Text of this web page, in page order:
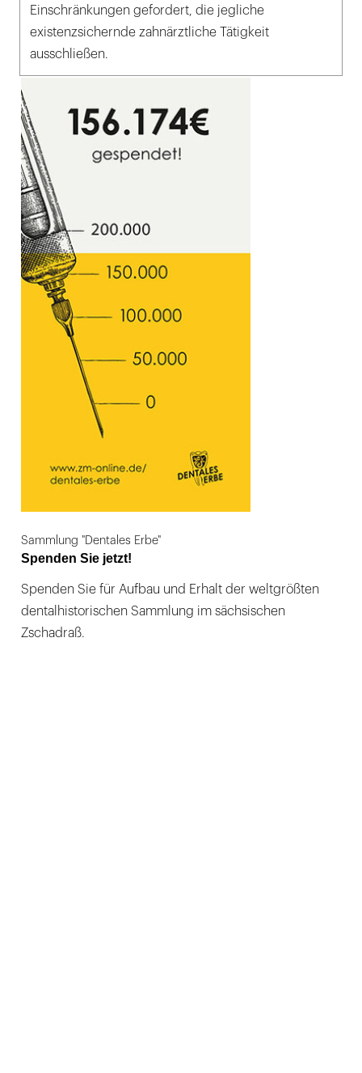
Einschränkungen gefordert, die jegliche
existenzsichernde zahnärztliche Tätigkeit
ausschließen.
Sammlung "Dentales Erbe"
Spenden Sie jetzt!
Spenden Sie für Aufbau und Erhalt der weltgrößten
dentalhistorischen Sammlung im sächsischen
Zschadraß.